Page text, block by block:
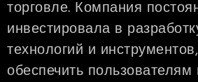
торговле. Компания
инвестировала в
технологий и
обеспечить